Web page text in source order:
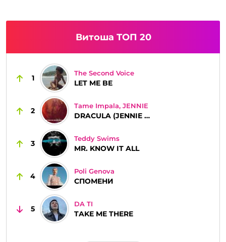
Витоша ТОП 20
1
The Second Voice
LET ME BE
2
Tame Impala, JENNIE
DRACULA (JENNIE REMIX)
3
Teddy Swims
MR. KNOW IT ALL
4
Poli Genova
СПОМЕНИ
5
DA TI
TAKE ME THERE